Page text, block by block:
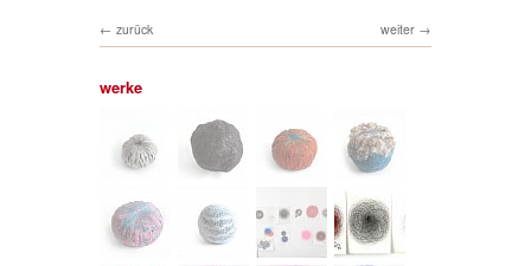
weiter
zurück
werke